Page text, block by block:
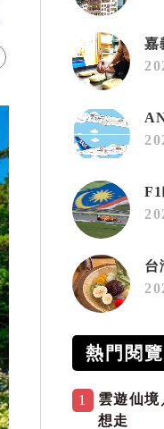
熱門閱覽
1
雲遊仙
想走